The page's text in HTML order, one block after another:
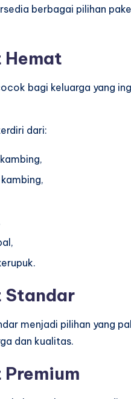
berbagai pilihan
Hemat
bagi keluarga yang
dari:
Standar
menjadi pilihan yang
dan kualitas.
Premium